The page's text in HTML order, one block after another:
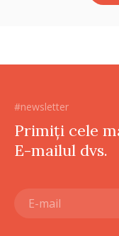
#newsletter
Primiți cele
E-mailul dvs.